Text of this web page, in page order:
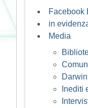
Facebook
in
Media
Inediti